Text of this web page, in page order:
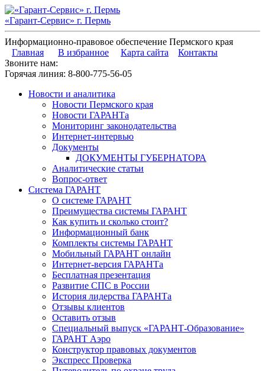
«Гарант-Сервис» г. Пермь
Информационно-правовое обеспечение Пермского края
Главная
В избранное Карта сайта
Контакты
Звоните нам:
Горячая линия: 8-800-775-56-05
Новости и аналитика
Новости Пермского края
Новости ГАРАНТа
Мониторинг законодательства
Интернет-интервью
Документы
ДОКУМЕНТЫ ГУБЕРНАТОРА
Аналитические статьи
Вопрос-ответ
Система ГАРАНТ
О системе ГАРАНТ
Преимущества системы ГАРАНТ
Как купить и сколько стоит?
Информационный банк
Комплекты системы ГАРАНТ
Мобильный ГАРАНТ онлайн
Интернет-версия ГАРАНТа
Бесплатная презентация
Развитие СПС в России
История лидерства ГАРАНТа
Отзывы клиентов
Оставить отзыв
Специальный выпуск «ГАРАНТ-Образование»
ГАРАНТ Аэро
Конструктор правовых документов
Экспресс Проверка